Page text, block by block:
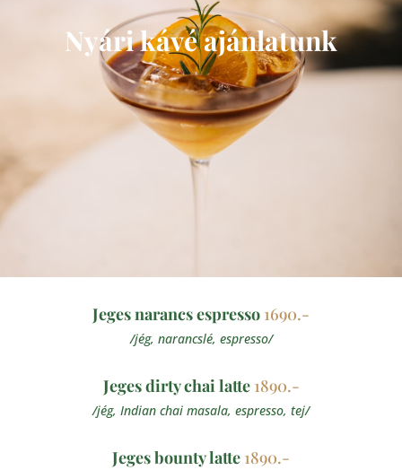
Jeges narancs espresso 1690.-
/jég, narancslé, espresso/
Jeges dirty chai latte 1890.-
/jég, Indian chai masala, espresso, tej/
Jeges bounty latte 1890.-
Nyári kávé ajánlatunk